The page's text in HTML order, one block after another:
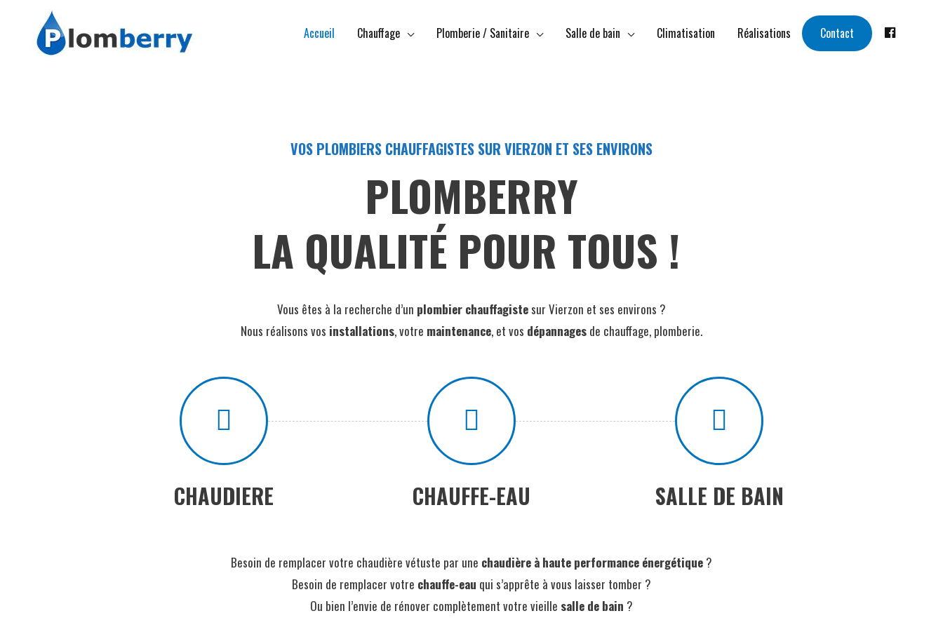
Accueil Chauffage Plomberie / Sanitaire Salle de bain Climatisation Réalisations Contact
VOS PLOMBIERS CHAUFFAGISTES SUR VIERZON ET SES ENVIRONS
PLOMBERRY
LA QUALITÉ POUR TOUS !
Vous êtes à la recherche d’un plombier chauffagistesur Vierzon et ses environs ?
Nous réalisons vos installations, votre maintenance, et vos dépannagesde chauffage, plomberie.
CHAUDIERE CHAUFFE-EAU SALLE DE BAIN
Besoin de remplacer votre chaudière vétuste par une chaudière à haute performance énergétique ?
Besoin de remplacer votre chauffe-eau qui s’apprête à vous laisser tomber ?
Ou bien l’envie de rénover complètement votre vieille salle de bain ?